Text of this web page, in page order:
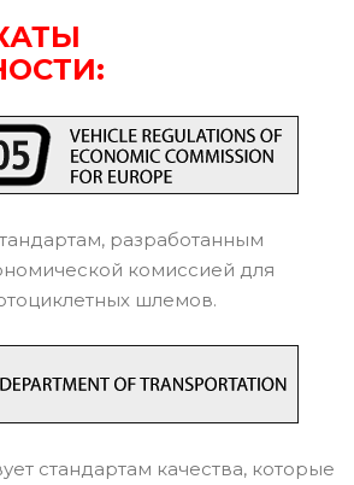
разработанным
комиссией для
шлемов.
стандартам качества, которые